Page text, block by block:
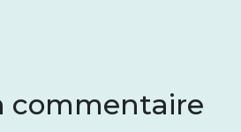
commentaire